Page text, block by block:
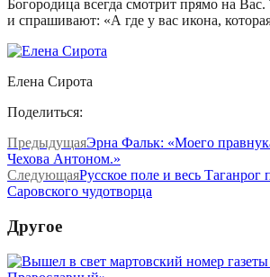
Богородица всегда смотрит прямо на
и спрашивают: «А где у вас икона,
Елена Сирота
Поделиться:
ПредыдущаяЭрна Фальк: «Моего
Чехова Антоном.»
СледующаяРусское поле и весь Таганрог
Саровского чудотворца
Другое